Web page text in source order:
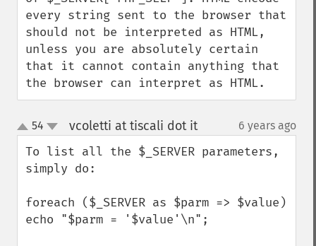
every string sent to the browser that
should not be interpreted as HTML,
unless you are absolutely certain
that it cannot contain anything that
the browser can interpret as HTML.
up
down
54 vcoletti at tiscali dot it¶ 6 years ago
To list all the $_SERVER parameters,
simply do:
foreach ($_SERVER as $parm => $value)
echo "$parm = '$value'\n";